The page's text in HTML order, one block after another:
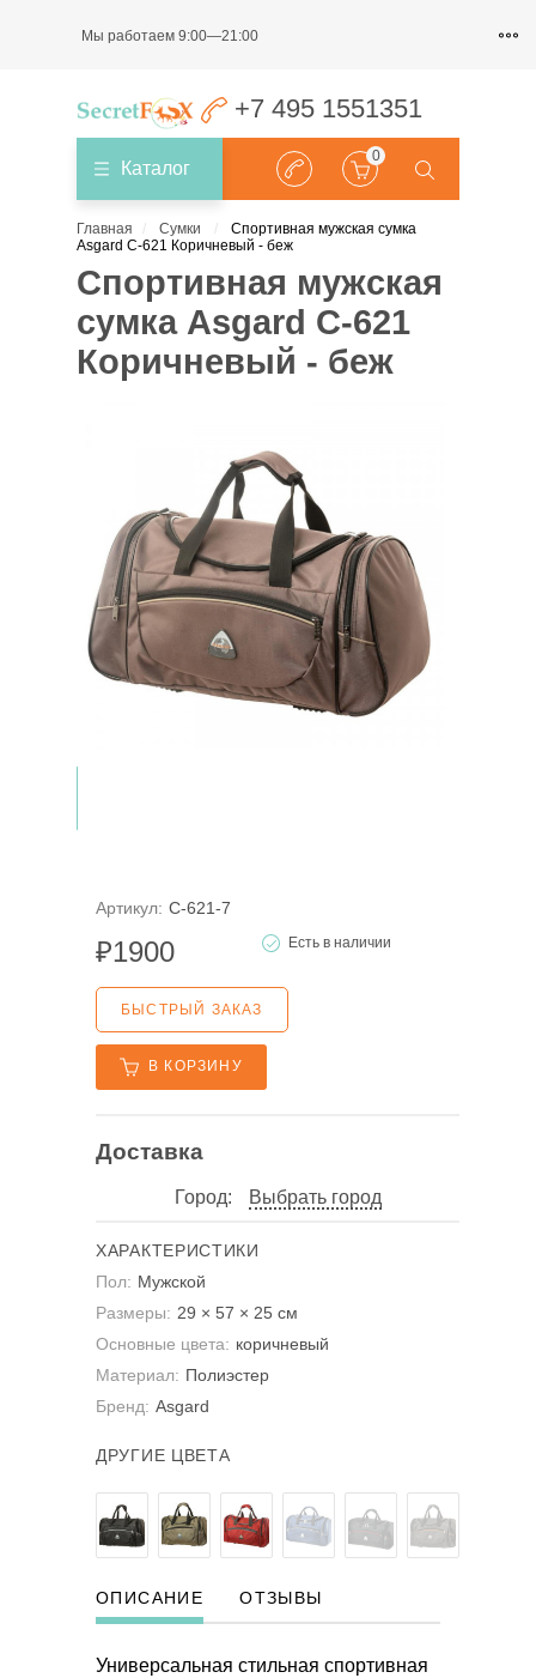
Мы работаем 9:00—21:00
+7 495 1551351
Каталог
0
Главная Сумки
Спортивная мужская сумка
Asgard С-621 Коричневый - беж
Спортивная мужская
сумка Asgard С-621
Коричневый - беж
Артикул: С-621-7
Есть в наличии
₽1900
БЫСТРЫЙ ЗАКАЗ
В КОРЗИНУ
Доставка
Город: Выбрать город
ХАРАКТЕРИСТИКИ
Пол: Мужской
Размеры: 29 × 57 × 25 см
Основные цвета: коричневый
Материал: Полиэстер
Бренд: Asgard
ДРУГИЕ ЦВЕТА
ОПИСАНИЕ ОТЗЫВЫ
Универсальная стильная спортивная